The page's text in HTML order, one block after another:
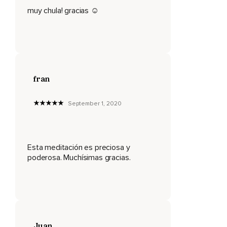
Respira profundamente.
Llénate de esa energía sanadora.
cada parte de tu ser.
muy chula! gracias ☺
fran
September 1, 2020
Esta meditación es preciosa y
poderosa. Muchísimas gracias.